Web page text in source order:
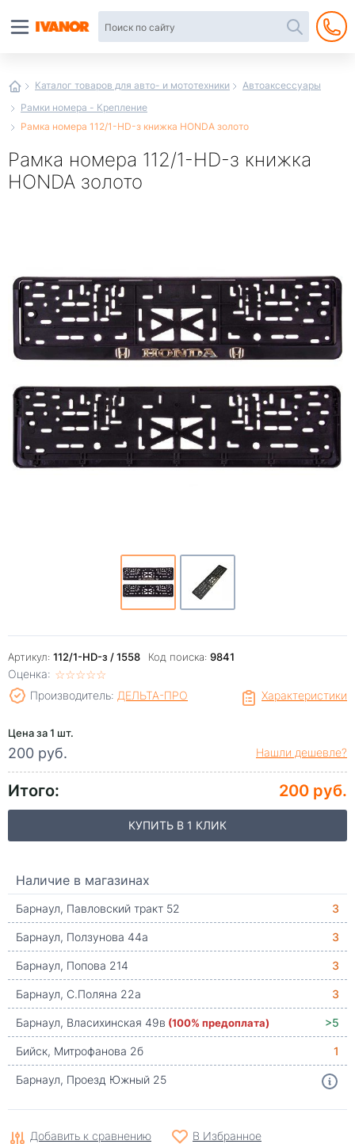
Каталог товаров для авто- и мототехники
Автоаксессуары
Рамки номера - Крепление
Рамка номера 112/1-HD-з книжка HONDA золото
Рамка номера 112/1-HD-з книжка
HONDA золото
Артикул: 112/1-HD-з / 1558 Код поиска: 9841
Оценка: ☆☆☆☆☆
★★★★★
Характеристики
Производитель: ДЕЛЬТА-ПРО
Цена за 1 шт.
200 руб. Нашли дешевле?
Итого: 200 руб.
КУПИТЬ В 1 КЛИК
Наличие в магазинах
Барнаул, Павловский тракт 52
3
Барнаул, Ползунова 44а
3
Барнаул, Попова 214
3
Барнаул, С.Поляна 22а
3
Барнаул, Власихинская 49в (100% предоплата)
>5
Бийск, Митрофанова 2б
1
Барнаул, Проезд Южный 25
Добавить к сравнению В Избранное
интернет-